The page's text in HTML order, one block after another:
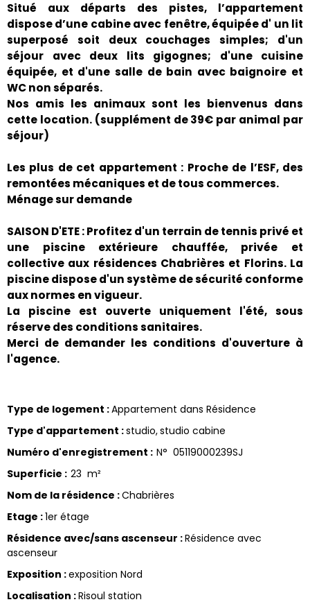
Situé aux départs des pistes, l’appartement
dispose d’une cabine avec fenêtre, équipée d' un lit
superposé soit deux couchages simples; d'un
séjour avec deux lits gigognes; d'une cuisine
équipée, et d'une salle de bain avec baignoire et
WC non séparés.
Nos amis les animaux sont les bienvenus dans
cette location. (supplément de 39€ par animal par
séjour)
Les plus de cet appartement : Proche de l’ESF, des
remontées mécaniques et de tous commerces.
Ménage sur demande
SAISON D'ETE : Profitez d'un terrain de tennis privé et
une piscine extérieure chauffée, privée et
collective aux résidences Chabrières et Florins. La
piscine dispose d'un système de sécurité conforme
aux normes en vigueur.
La piscine est ouverte uniquement l'été, sous
réserve des conditions sanitaires.
Merci de demander les conditions d'ouverture à
l'agence.
Type de logement :Appartement dans Résidence
Type d'appartement :studio studio cabine
Numéro d'enregistrement : N° 05119000239SJ
Superficie : 23 m²
Nom de la résidence :Chabrières
Etage :1er étage
Résidence avec/sans ascenseur :Résidence avec
ascenseur
Exposition :exposition Nord
Localisation :Risoul station